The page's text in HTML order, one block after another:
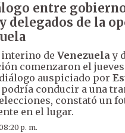
entre
delegados de la
de Venezuelay
comenzaron el
auspiciado por
podría conducir a una
constató un
en el lugar.
p. m.